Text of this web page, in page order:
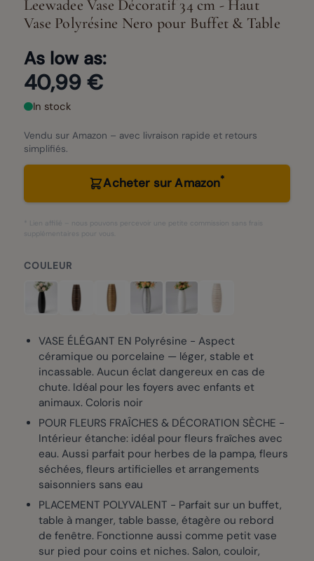
Leewadee Vase Décoratif 34 cm - Haut
Vase Polyrésine Nero pour Buffet & Table
As low as:
40,99 €
In stock
Vendu sur Amazon – avec livraison rapide et retours
simplifiés.
Acheter sur Amazon*
* Lien affilié – nous pouvons percevoir une petite commission sans frais
supplémentaires pour vous.
COULEUR
VASE ÉLÉGANT EN Polyrésine - Aspect
céramique ou porcelaine — léger, stable et
incassable. Aucun éclat dangereux en cas de
chute. Idéal pour les foyers avec enfants et
animaux. Coloris noir
POUR FLEURS FRAÎCHES & DÉCORATION SÈCHE -
Intérieur étanche: idéal pour fleurs fraîches avec
eau. Aussi parfait pour herbes de la pampa, fleurs
séchées, fleurs artificielles et arrangements
saisonniers sans eau
PLACEMENT POLYVALENT - Parfait sur un buffet,
table à manger, table basse, étagère ou rebord
de fenêtre. Fonctionne aussi comme petit vase
sur pied pour coins et niches. Salon, couloir,